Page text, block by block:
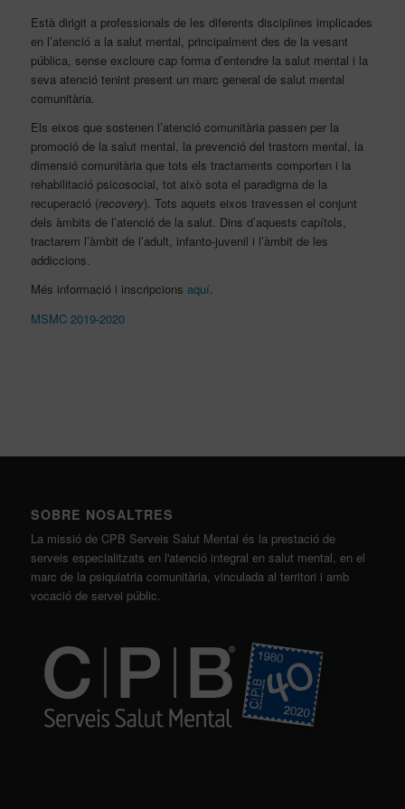
Està dirigit a professionals de les diferents disciplines implicades
en l’atenció a la salut mental, principalment des de la vesant
pública, sense excloure cap forma d’entendre la salut mental i la
seva atenció tenint present un marc general de salut mental
comunitària.
Els eixos que sostenen l’atenció comunitària passen per la
promoció de la salut mental, la prevenció del trastorn mental, la
dimensió comunitària que tots els tractaments comporten i la
rehabilitació psicosocial, tot això sota el paradigma de la
recuperació (recovery). Tots aquets eixos travessen el conjunt
dels àmbits de l’atenció de la salut. Dins d’aquests capítols,
tractarem l’àmbit de l’adult, infanto-juvenil i l’àmbit de les
addiccions.
Més informació i inscripcions aquí.
MSMC 2019-2020
SOBRE NOSALTRES
La missió de CPB Serveis Salut Mental és la prestació de
serveis especialitzats en l'atenció integral en salut mental, en el
marc de la psiquiatria comunitària, vinculada al territori i amb
vocació de servei públic.